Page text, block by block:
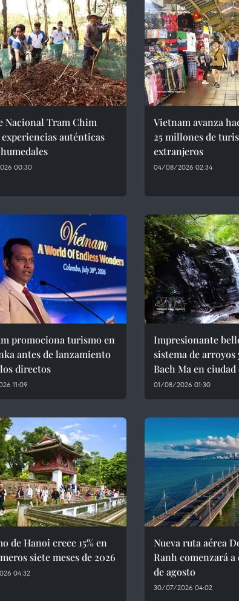
Nacional Tram Chim
auténticas
00:30
Vietnam avanza
25 millones de
extranjeros
04/08/2026 02:34
promociona turismo en
antes de lanzamiento
directos
11:09
Impresionante
sistema de arroyos
Bach Ma en ciudad
01/08/2026 01:30
de Hanoi crece 15% en
siete meses de 2026
04:32
Nueva ruta aérea
Ranh comenzará a
de agosto
30/07/2026 04:02